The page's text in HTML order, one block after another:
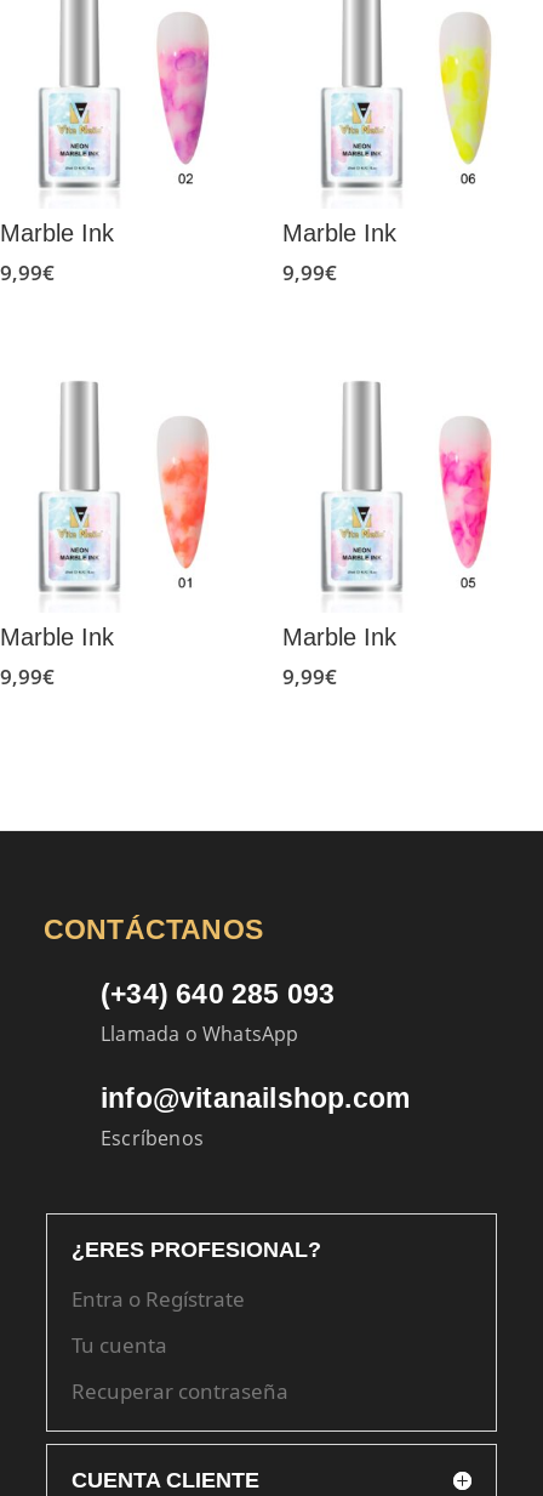
Marble Ink
9,99€
Marble Ink
9,99€
Marble Ink
9,99€
Marble Ink
9,99€
CONTÁCTANOS
(+34) 640 285 093
Llamada o WhatsApp
info@vitanailshop.com
Escríbenos
¿ERES PROFESIONAL?
Entra o Regístrate
Tu cuenta
Recuperar contraseña
CUENTA CLIENTE